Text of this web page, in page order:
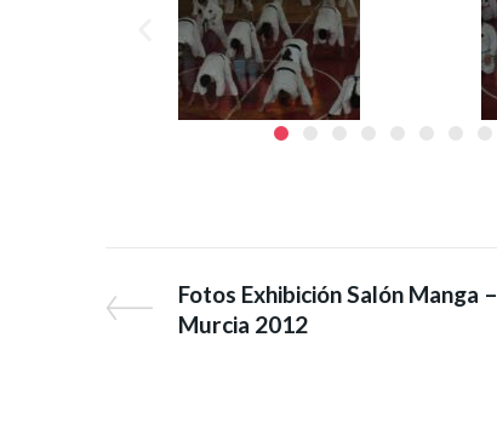
Fotos Exhibición Salón Manga –
Murcia 2012